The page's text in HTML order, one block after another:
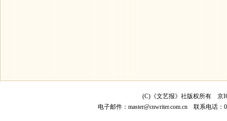
(C)《文艺报》社版权所有 京
电子邮件： master@cnwriter.com.cn 联系电话：